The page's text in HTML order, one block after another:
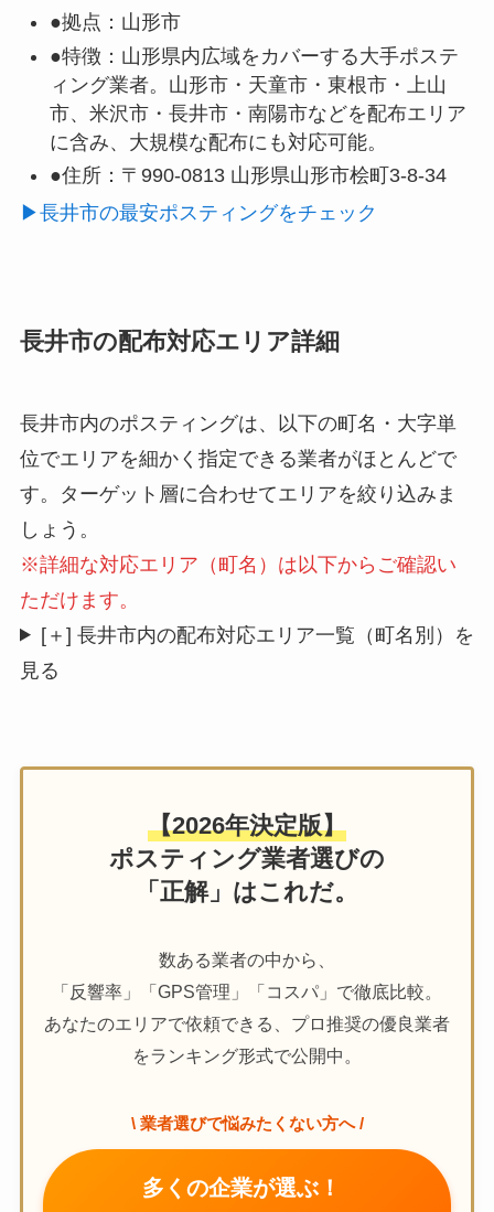
●拠点： 山形市
●特徴： 山形県内広域をカバーする大手ポステ
ィング業者。山形市・天童市・東根市・上山
市、米沢市・長井市・南陽市などを配布エリア
に含み、大規模な配布にも対応可能。
●住所： 〒990-0813 山形県山形市桧町3-8-34
▶長井市の最安ポスティングをチェック
長井市の配布対応エリア詳細
長井市内のポスティングは、以下の町名・大字単
位でエリアを細かく指定できる業者がほとんどで
す。ターゲット層に合わせてエリアを絞り込みま
しょう。
※詳細な対応エリア（町名）は以下からご確認い
ただけます。
[＋] 長井市内の配布対応エリア一覧（町名別）を
見る
【2026年決定版】
ポスティング業者選びの
「正解」はこれだ。
数ある業者の中から、
「反響率」「GPS管理」「コスパ」で徹底比較。
あなたのエリアで依頼できる、プロ推奨の優良業者
をランキング形式で公開中。
\ 業者選びで悩みたくない方へ /
多くの企業が選ぶ！